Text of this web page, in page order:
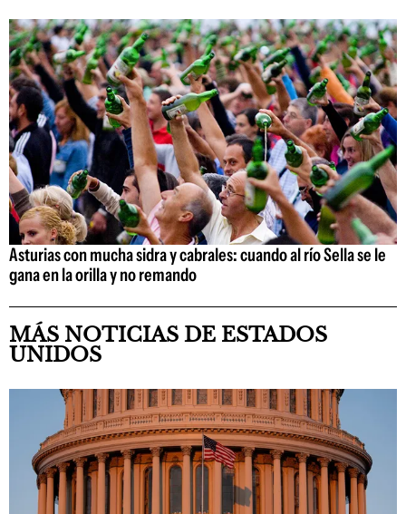
Asturias con mucha sidra y cabrales: cuando al río Sella se le
gana en la orilla y no remando
MÁS NOTICIAS DE ESTADOS
UNIDOS